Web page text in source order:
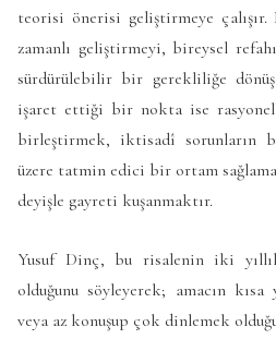
teorisi önerisi geliştirmeye çalışır.
zamanlı geliştirmeyi, bireysel
sürdürülebilir bir gerekliliğe
işaret ettiği bir nokta ise
birleştirmek, iktisadî sorunların
üzere tatmin edici bir ortam
deyişle gayreti kuşanmaktır.
Yusuf Dinç, bu risalenin iki
olduğunu söyleyerek; amacın
veya az konuşup çok dinlemek